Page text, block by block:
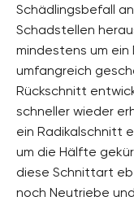
Schädlingsbefall
Schadstellen
mindestens um
umfangreich
Rückschnitt
schneller wieder
ein Radikalschnitt
um die Hälfte
diese Schnittart
noch Neutriebe